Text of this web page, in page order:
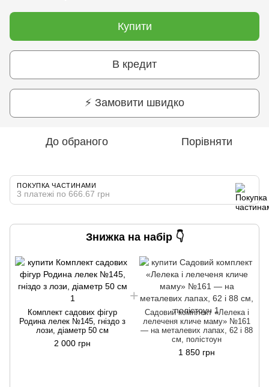
Купити
В кредит
⚡ Замовити швидко
До обраного Порівняти
ПОКУПКА ЧАСТИНАМИ
3 платежі по 666.67 грн
Знижка на набір 👇
Комплект садових фігур
Родина лелек №145, гніздо з
лози, діаметр 50 см
2 000 грн
Садовий комплект «Лелека і
лелеченя кличе маму» №161
— на металевих лапах, 62 і 88
см, полістоун
1 850 грн